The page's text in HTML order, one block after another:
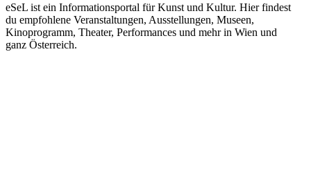
eSeL ist ein Informationsportal für Kunst und Kultur. Hier findest
du empfohlene Veranstaltungen, Ausstellungen, Museen,
Kinoprogramm, Theater, Performances und mehr in Wien und
ganz Österreich.